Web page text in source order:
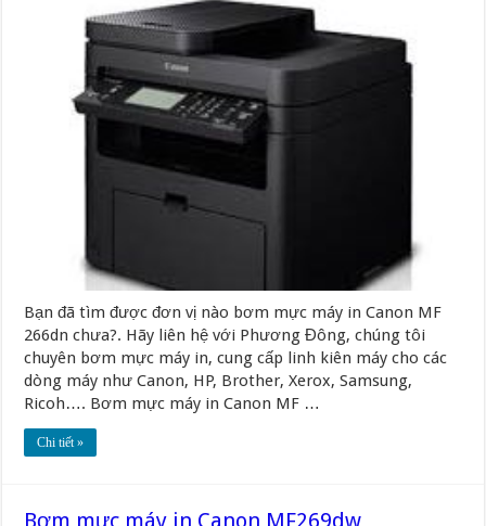
Bạn đã tìm được đơn vị nào bơm mực máy in Canon MF
266dn chưa?. Hãy liên hệ với Phương Đông, chúng tôi
chuyên bơm mực máy in, cung cấp linh kiên máy cho các
dòng máy như Canon, HP, Brother, Xerox, Samsung,
Ricoh…. Bơm mực máy in Canon MF …
Chi tiết »
Bơm mực máy in Canon MF269dw